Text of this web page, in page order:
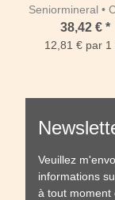
Seniormineral •
kg
38,42 € *
12,81 € par 1
Veuillez
informations
à tout moment